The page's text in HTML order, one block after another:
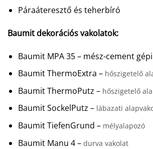
Páraáteresztő és teherbíró
Baumit dekorációs vakolatok:
Baumit MPA 35 – mész-cement
Baumit ThermoExtra – hőszigetelő
Baumit ThermoPutz – hőszigetelő
Baumit SockelPutz – lábazati
Baumit TiefenGrund – mélyalapozó
Baumit Manu 4 – durva vakolat